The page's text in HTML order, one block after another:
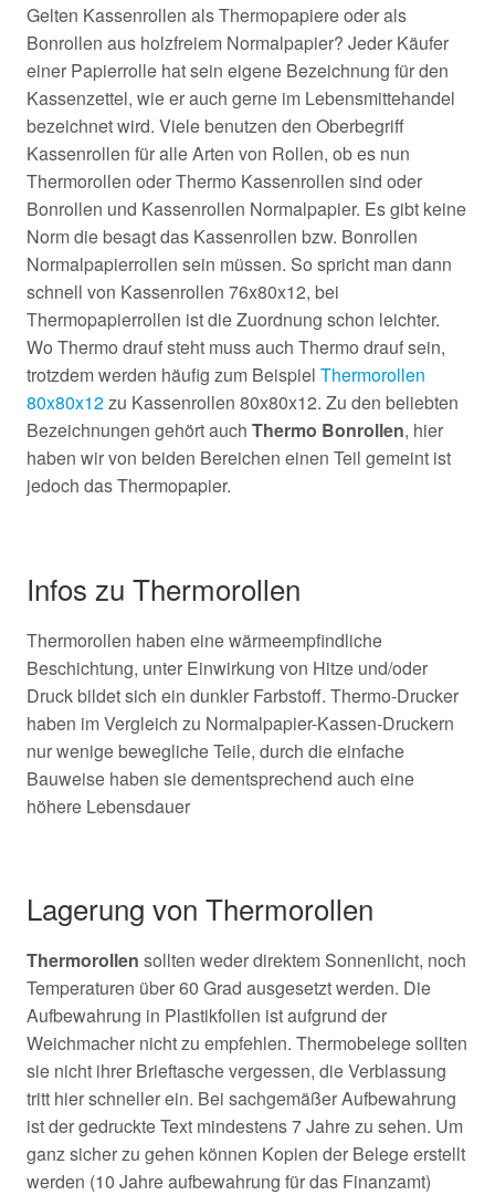
Gelten Kassenrollen als Thermopapiere oder als
Bonrollen aus holzfreiem Normalpapier? Jeder Käufer
einer Papierrolle hat sein eigene Bezeichnung für den
Kassenzettel, wie er auch gerne im Lebensmittehandel
bezeichnet wird. Viele benutzen den Oberbegriff
Kassenrollen für alle Arten von Rollen, ob es nun
Thermorollen oder Thermo Kassenrollen sind oder
Bonrollen und Kassenrollen Normalpapier. Es gibt keine
Norm die besagt das Kassenrollen bzw. Bonrollen
Normalpapierrollen sein müssen. So spricht man dann
schnell von Kassenrollen 76x80x12, bei
Thermopapierrollen ist die Zuordnung schon leichter.
Wo Thermo drauf steht muss auch Thermo drauf sein,
trotzdem werden häufig zum Beispiel Thermorollen
80x80x12zu Kassenrollen 80x80x12. Zu den beliebten
Bezeichnungen gehört auch Thermo Bonrollen, hier
haben wir von beiden Bereichen einen Teil gemeint ist
jedoch das Thermopapier.
Infos zu Thermorollen
Thermorollen haben eine wärmeempfindliche
Beschichtung, unter Einwirkung von Hitze und/oder
Druck bildet sich ein dunkler Farbstoff. Thermo-Drucker
haben im Vergleich zu Normalpapier-Kassen-Druckern
nur wenige bewegliche Teile, durch die einfache
Bauweise haben sie dementsprechend auch eine
höhere Lebensdauer
Lagerung von Thermorollen
Thermorollen sollten weder direktem Sonnenlicht, noch
Temperaturen über 60 Grad ausgesetzt werden. Die
Aufbewahrung in Plastikfolien ist aufgrund der
Weichmacher nicht zu empfehlen. Thermobelege sollten
sie nicht ihrer Brieftasche vergessen, die Verblassung
tritt hier schneller ein. Bei sachgemäßer Aufbewahrung
ist der gedruckte Text mindestens 7 Jahre zu sehen. Um
ganz sicher zu gehen können Kopien der Belege erstellt
werden (10 Jahre aufbewahrung für das Finanzamt)